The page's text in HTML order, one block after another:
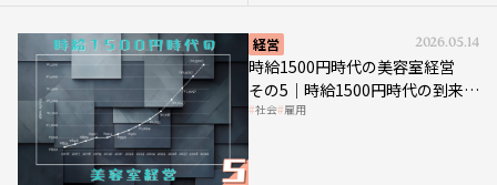
時給1500円時代の美容室経営
その5｜時給1500円時代の到来は
美容業の収益構造を見直す契機
社会 雇用